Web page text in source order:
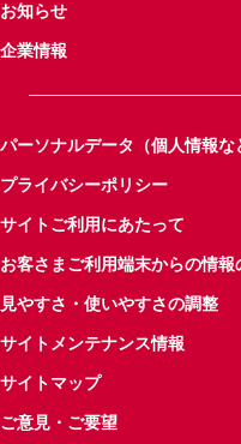
お知らせ
企業情報
パーソナルデータ（個人情報な
プライバシーポリシー
サイトご利用にあたって
お客さまご利用端末からの情
見やすさ・使いやすさの調整
サイトメンテナンス情報
サイトマップ
ご意見・ご要望